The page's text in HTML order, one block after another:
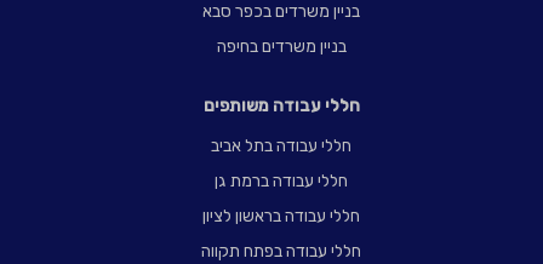
בניין משרדים בכפר סבא
בניין משרדים בחיפה
חללי עבודה משותפים
חללי עבודה בתל אביב
חללי עבודה ברמת גן
חללי עבודה בראשון לציון
חללי עבודה בפתח תקווה